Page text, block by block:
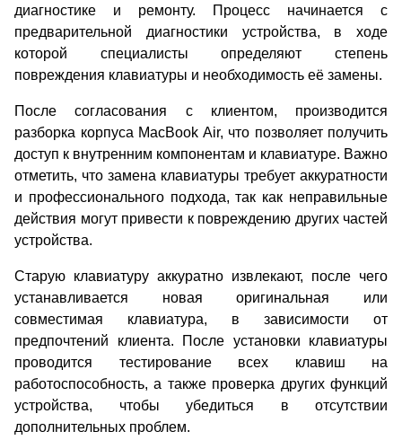
диагностике и ремонту. Процесс начинается с
предварительной диагностики устройства, в ходе
которой специалисты определяют степень
повреждения клавиатуры и необходимость её замены.
После согласования с клиентом, производится
разборка корпуса MacBook Air, что позволяет получить
доступ к внутренним компонентам и клавиатуре. Важно
отметить, что замена клавиатуры требует аккуратности
и профессионального подхода, так как неправильные
действия могут привести к повреждению других частей
устройства.
Старую клавиатуру аккуратно извлекают, после чего
устанавливается новая оригинальная или
совместимая клавиатура, в зависимости от
предпочтений клиента. После установки клавиатуры
проводится тестирование всех клавиш на
работоспособность, а также проверка других функций
устройства, чтобы убедиться в отсутствии
дополнительных проблем.